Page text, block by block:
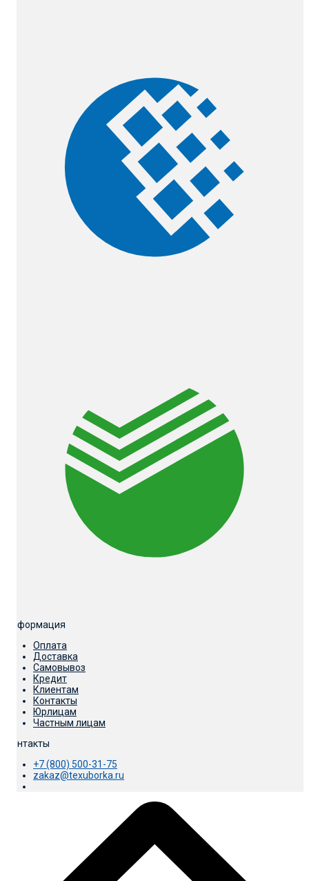
Информация
Оплата
Доставка
Самовывоз
Кредит
Клиентам
Контакты
Юрлицам
Частным лицам
Контакты
+7 (800) 500-31-75
zakaz@texuborka.ru